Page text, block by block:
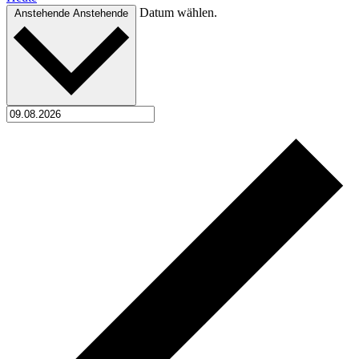
Anstehende Anstehende Datum wählen.